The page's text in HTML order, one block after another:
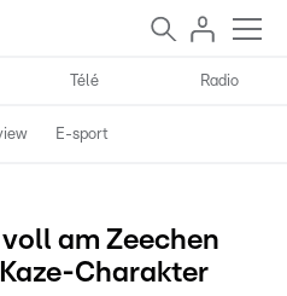
Télé Radio
E-sport
am Zeechen
Charakter